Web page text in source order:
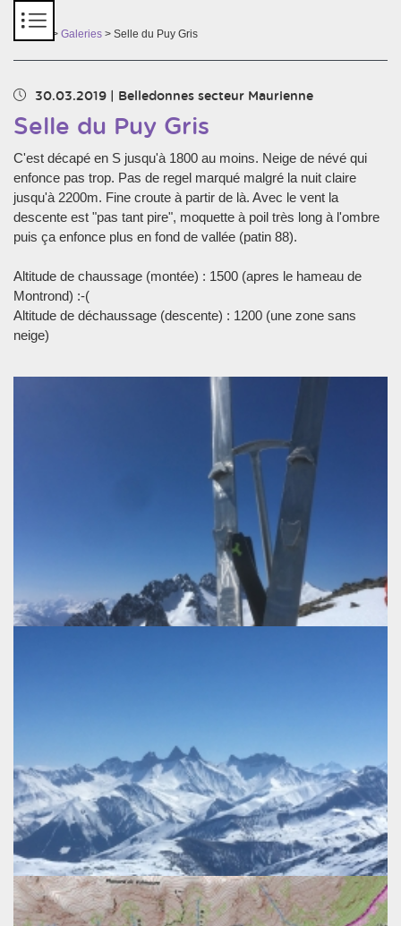
> Galeries > Selle du Puy Gris
30.03.2019 Belledonnes secteur Maurienne
Selle du Puy Gris
C'est décapé en S jusqu'à 1800 au moins. Neige de névé qui
enfonce pas trop. Pas de regel marqué malgré la nuit claire
jusqu'à 2200m. Fine croute à partir de là. Avec le vent la
descente est "pas tant pire", moquette à poil très long à l'ombre
puis ça enfonce plus en fond de vallée (patin 88).
Altitude de chaussage (montée) : 1500 (apres le hameau de
Montrond) :-(
Altitude de déchaussage (descente) : 1200 (une zone sans
neige)